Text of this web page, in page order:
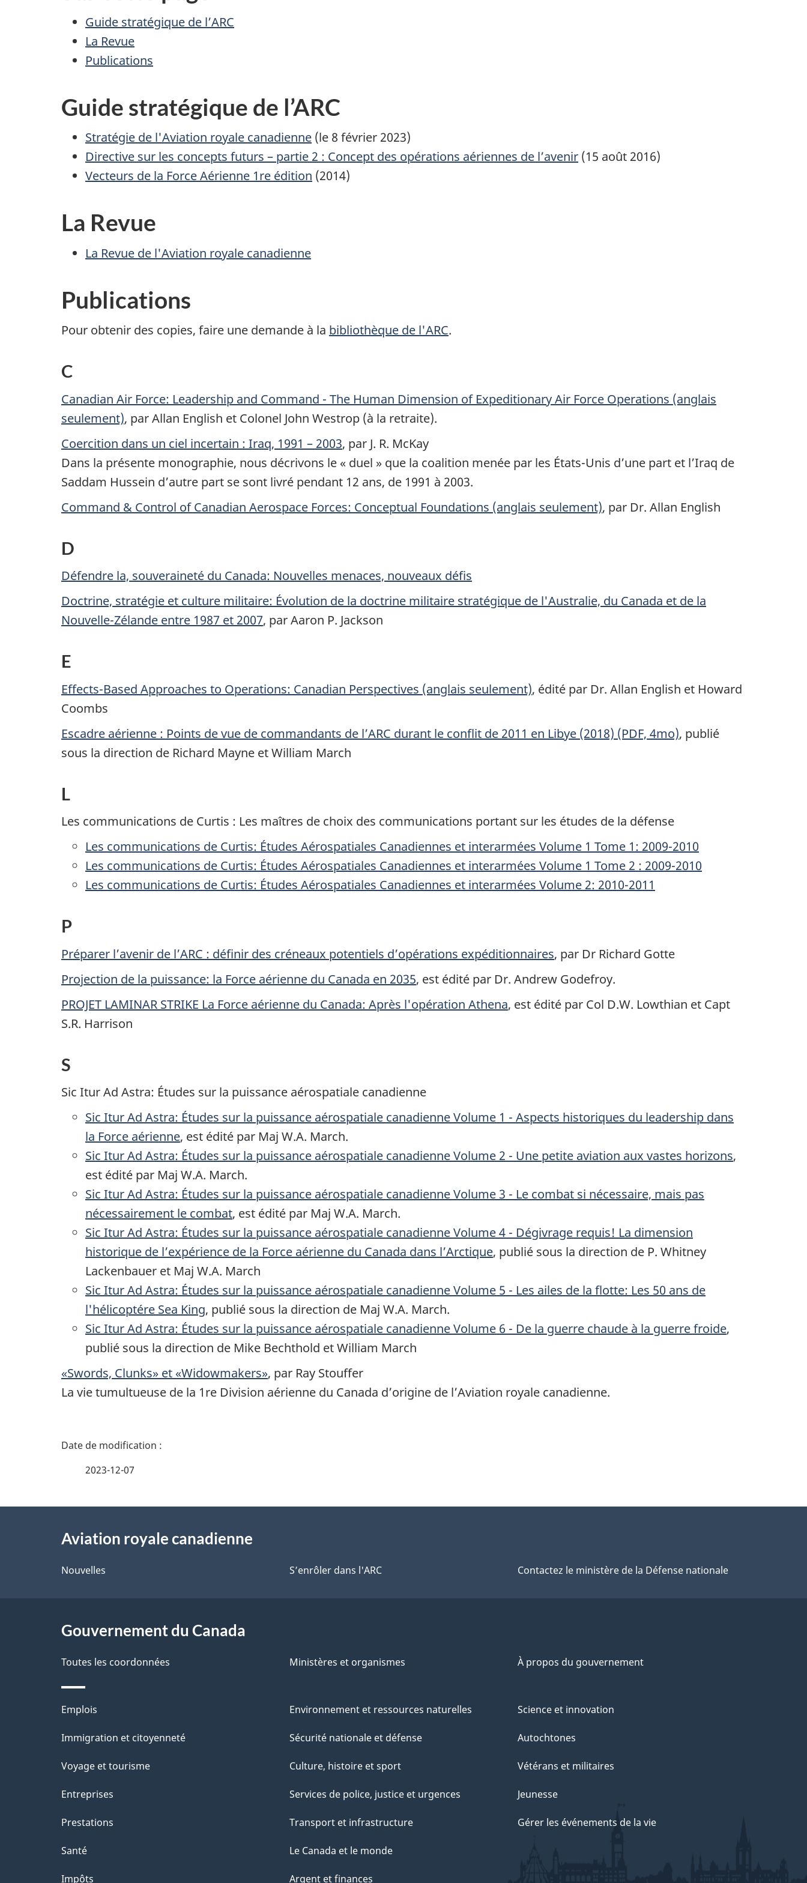
Guide stratégique de l’ARC
La Revue
Publications
Guide stratégique de l’ARC
Stratégie de l'Aviation royale canadienne (le 8 février 2023)
Directive sur les concepts futurs – partie 2 : Concept des opérations aériennes de l’avenir (15 août 2016)
Vecteurs de la Force Aérienne 1re édition (2014)
La Revue
La Revue de l'Aviation royale canadienne
Publications
Pour obtenir des copies, faire une demande à la bibliothèque de l'ARC.
C
Canadian Air Force: Leadership and Command - The Human Dimension of Expeditionary Air Force Operations (anglais
seulement), par Allan English et Colonel John Westrop (à la retraite).
Coercition dans un ciel incertain : Iraq, 1991 – 2003, par J. R. McKay
Dans la présente monographie, nous décrivons le « duel » que la coalition menée par les États-Unis d’une part et l’Iraq de
Saddam Hussein d’autre part se sont livré pendant 12 ans, de 1991 à 2003.
Command & Control of Canadian Aerospace Forces: Conceptual Foundations (anglais seulement), par Dr. Allan English
D
Défendre la, souveraineté du Canada: Nouvelles menaces, nouveaux défis
Doctrine, stratégie et culture militaire: Évolution de la doctrine militaire stratégique de l'Australie, du Canada et de la
Nouvelle-Zélande entre 1987 et 2007, par Aaron P. Jackson
E
Effects-Based Approaches to Operations: Canadian Perspectives (anglais seulement), édité par Dr. Allan English et Howard
Coombs
Escadre aérienne : Points de vue de commandants de l’ARC durant le conflit de 2011 en Libye (2018) (PDF, 4mo), publié
sous la direction de Richard Mayne et William March
L
Les communications de Curtis : Les maîtres de choix des communications portant sur les études de la défense
Les communications de Curtis: Études Aérospatiales Canadiennes et interarmées Volume 1 Tome 1: 2009-2010
Les communications de Curtis: Études Aérospatiales Canadiennes et interarmées Volume 1 Tome 2 : 2009-2010
Les communications de Curtis: Études Aérospatiales Canadiennes et interarmées Volume 2: 2010-2011
P
Préparer l’avenir de l’ARC : définir des créneaux potentiels d’opérations expéditionnaires, par Dr Richard Gotte
Projection de la puissance: la Force aérienne du Canada en 2035, est édité par Dr. Andrew Godefroy.
PROJET LAMINAR STRIKE La Force aérienne du Canada: Après l'opération Athena, est édité par Col D.W. Lowthian et Capt
S.R. Harrison
S
Sic Itur Ad Astra: Études sur la puissance aérospatiale canadienne
Sic Itur Ad Astra: Études sur la puissance aérospatiale canadienne Volume 1 - Aspects historiques du leadership dans
la Force aérienne, est édité par Maj W.A. March.
Sic Itur Ad Astra: Études sur la puissance aérospatiale canadienne Volume 2 - Une petite aviation aux vastes horizons,
est édité par Maj W.A. March.
Sic Itur Ad Astra: Études sur la puissance aérospatiale canadienne Volume 3 - Le combat si nécessaire, mais pas
nécessairement le combat, est édité par Maj W.A. March.
Sic Itur Ad Astra: Études sur la puissance aérospatiale canadienne Volume 4 - Dégivrage requis! La dimension
historique de l’expérience de la Force aérienne du Canada dans l’Arctique, publié sous la direction de P. Whitney
Lackenbauer et Maj W.A. March
Sic Itur Ad Astra: Études sur la puissance aérospatiale canadienne Volume 5 - Les ailes de la flotte: Les 50 ans de
l'hélicoptére Sea King, publié sous la direction de Maj W.A. March.
Sic Itur Ad Astra: Études sur la puissance aérospatiale canadienne Volume 6 - De la guerre chaude à la guerre froide,
publié sous la direction de Mike Bechthold et William March
«Swords, Clunks» et «Widowmakers», par Ray Stouffer
La vie tumultueuse de la 1re Division aérienne du Canada d’origine de l’Aviation royale canadienne.
D
a
l
d
e
l
2023-12-07
proposAviation royale canadienne
Nouvelles S’enrôler dans l'ARC Contactez le ministère de la Défense nationale
Gouvernement du Canada
Toutes les coordonnées Ministères et organismes À propos du gouvernement
Thèmes
et
Emplois
Immigration et citoyenneté
Voyage et tourisme
Entreprises
Prestations
Santé
Impôts
Environnement et ressources naturelles
Sécurité nationale et défense
Culture, histoire et sport
Services de police, justice et urgences
Transport et infrastructure
Le Canada et le monde
Argent et finances
Science et innovation
Autochtones
Vétérans et militaires
Jeunesse
Gérer les événements de la vie